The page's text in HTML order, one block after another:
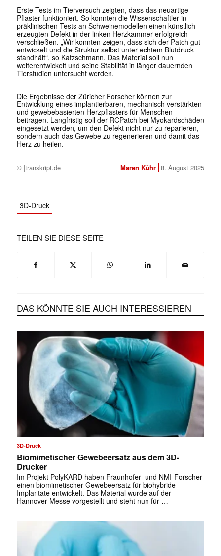
Erste Tests im Tierversuch zeigten, dass das neuartige
Pflaster funktioniert. So konnten die Wissenschaftler in
präklinischen Tests an Schweinemodellen einen künstlich
erzeugten Defekt in der linken Herzkammer erfolgreich
verschließen. „Wir konnten zeigen, dass sich der Patch gut
entwickelt und die Struktur selbst unter echtem Blutdruck
standhält“, so Katzschmann. Das Material soll nun
weiterentwickelt und seine Stabilität in länger dauernden
Tierstudien untersucht werden.
Die Ergebnisse der Züricher Forscher können zur
Entwicklung eines implantierbaren, mechanisch verstärkten
und gewebebasierten Herzpflasters für Menschen
beitragen. Langfristig soll der RCPatch bei Myokardschäden
eingesetzt werden, um den Defekt nicht nur zu reparieren,
sondern auch das Gewebe zu regenerieren und damit das
Herz zu heilen.
© |transkript.de Maren Kühr 8. August 2025
3D-Druck
TEILEN SIE DIESE SEITE
DAS KÖNNTE SIE AUCH INTERESSIEREN
3D-Druck
Biomimetischer Gewebeersatz aus dem 3D-
Drucker
Im Projekt PolyKARD haben Fraunhofer- und NMI-Forscher
einen biomimetischer Gewebeersatz für biohybride
Implantate entwickelt. Das Material wurde auf der
Hannover-Messe vorgestellt und steht nun für …